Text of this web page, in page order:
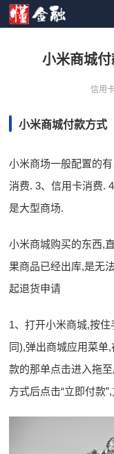
小米商城
信用
小米商城付款方式
小米商场一般配置的
消费. 3、信用卡消费.
是大型商场.
小米商城购买的东西,
果商品已经出库,是无
起退货申请
1、打开小米商城,按
同),弹出商城应用菜单
款的那单点击进入拖
方式后点击“立即付款